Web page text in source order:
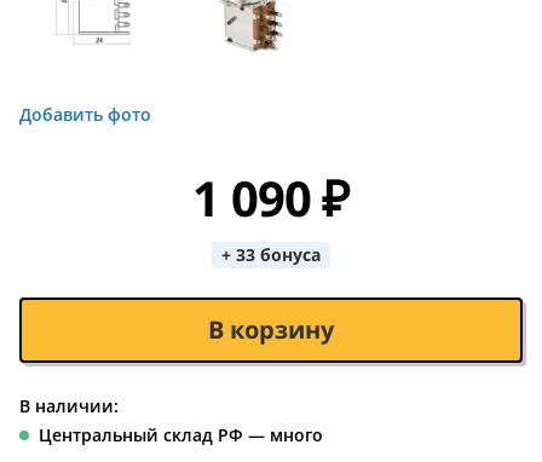
Добавить фото
1 090 ₽
+ 33 бонуса
В корзину
В наличии:
Центральный склад РФ — много